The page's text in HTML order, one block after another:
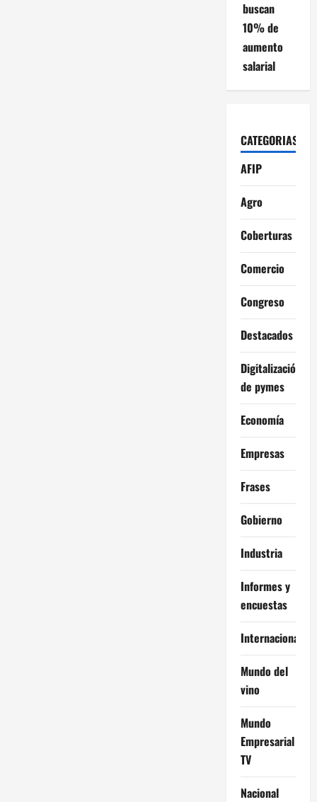
buscan
10% de
aumento
salarial
CATEGORIAS
AFIP
Agro
Coberturas
Comercio
Congreso
Destacados
Digitalización
de pymes
Economía
Empresas
Frases
Gobierno
Industria
Informes y
encuestas
Internacional
Mundo del
vino
Mundo
Empresarial
TV
Nacional